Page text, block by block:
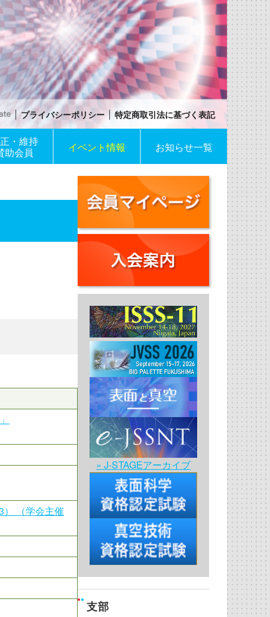
プライバシーポリシー 特定商取引法に基づく表記
・維持
助会員
イベント情報 お知らせ一覧
（学会主催
» J-STAGEアーカイブ
支部